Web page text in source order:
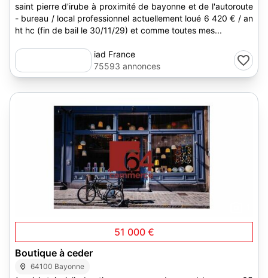
saint pierre d'irube à proximité de bayonne et de l'autoroute
- bureau / local professionnel actuellement loué 6 420 € / an
ht hc (fin de bail le 30/11/29) et comme toutes mes...
iad France
75593 annonces
51 000 €
Boutique à ceder
64100 Bayonne